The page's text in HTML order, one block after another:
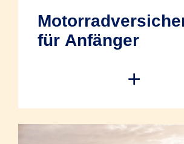
für Anfänger
Der Start in die Motorradwelt